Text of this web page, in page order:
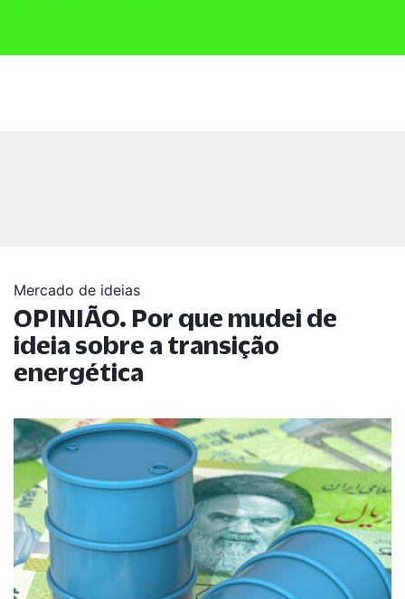
Mercado de ideias
OPINIÃO. Por que mudei de
ideia sobre a transição
energética